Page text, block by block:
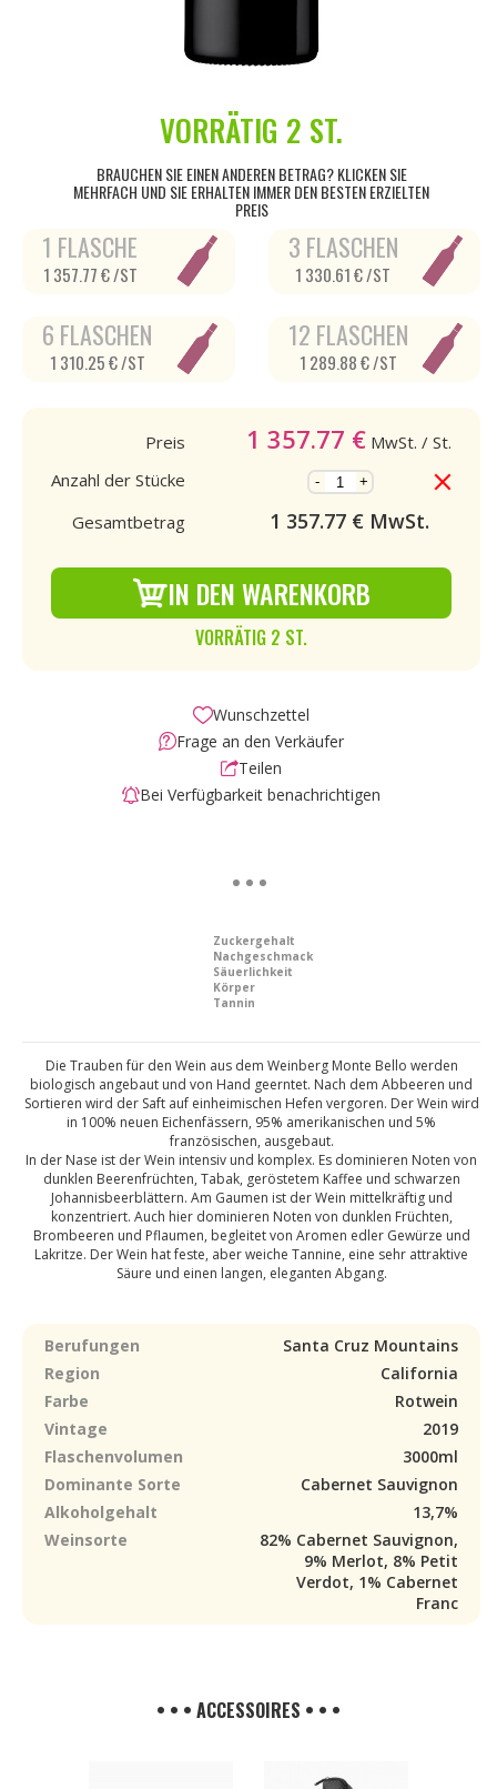
VORRÄTIG 2 ST.
BRAUCHEN SIE EINEN ANDEREN BETRAG? KLICKEN SIE
MEHRFACH UND SIE ERHALTEN IMMER DEN BESTEN ERZIELTEN
PREIS
1 FLASCHE
1 357.77 € /ST
3 FLASCHEN
1 330.61 € /ST
6 FLASCHEN
1 310.25 € /ST
12 FLASCHEN
1 289.88 € /ST
Preis 1 357.77 € MwSt. / St.
Anzahl der Stücke
- +
Gesamtbetrag 1 357.77€ MwSt.
IN DEN WARENKORB
VORRÄTIG 2 ST.
Wunschzettel
Frage an den Verkäufer
Teilen
Bei Verfügbarkeit benachrichtigen
Zuckergehalt
Nachgeschmack
Säuerlichkeit
Körper
Tannin
Die Trauben für den Wein aus dem Weinberg Monte Bello werden
biologisch angebaut und von Hand geerntet. Nach dem Abbeeren und
Sortieren wird der Saft auf einheimischen Hefen vergoren. Der Wein wird
in 100% neuen Eichenfässern, 95% amerikanischen und 5%
französischen, ausgebaut.
In der Nase ist der Wein intensiv und komplex. Es dominieren Noten von
dunklen Beerenfrüchten, Tabak, geröstetem Kaffee und schwarzen
Johannisbeerblättern. Am Gaumen ist der Wein mittelkräftig und
konzentriert. Auch hier dominieren Noten von dunklen Früchten,
Brombeeren und Pflaumen, begleitet von Aromen edler Gewürze und
Lakritze. Der Wein hat feste, aber weiche Tannine, eine sehr attraktive
Säure und einen langen, eleganten Abgang.
Berufungen
Santa Cruz Mountains
Region
California
Farbe
Rotwein
Vintage
2019
Flaschenvolumen
3000ml
Dominante Sorte
Cabernet Sauvignon
Alkoholgehalt
13,7%
Weinsorte
82% Cabernet Sauvignon,
9% Merlot, 8% Petit
Verdot, 1% Cabernet
Franc
• • • ACCESSOIRES • • •